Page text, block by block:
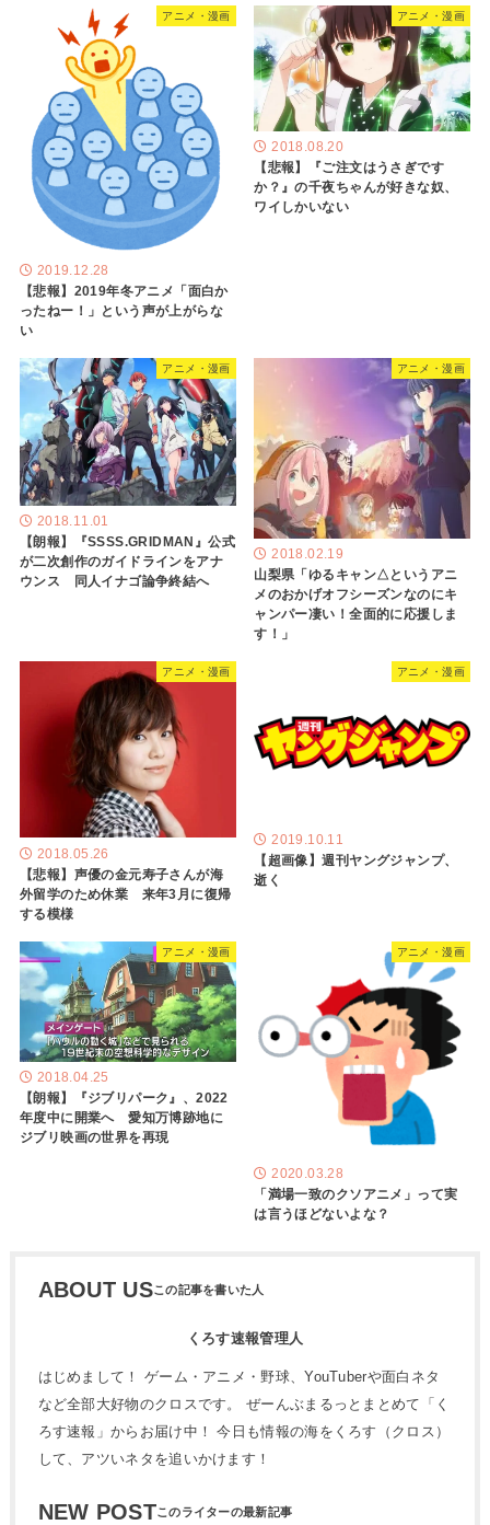
アニメ・漫画
2019.12.28
【悲報】2019年冬アニメ「面白か
ったねー！」という声が上がらな
い
アニメ・漫画
2018.08.20
【悲報】『ご注文はうさぎです
か？』の千夜ちゃんが好きな奴、
ワイしかいない
アニメ・漫画
2018.11.01
【朗報】『SSSS.GRIDMAN』公式
が二次創作のガイドラインをアナ
ウンス 同人イナゴ論争終結へ
アニメ・漫画
2018.02.19
山梨県「ゆるキャン△というアニ
メのおかげオフシーズンなのにキ
ャンパー凄い！全面的に応援しま
す！」
アニメ・漫画
2018.05.26
【悲報】声優の金元寿子さんが海
外留学のため休業 来年3月に復帰
する模様
アニメ・漫画
2019.10.11
【超画像】週刊ヤングジャンプ、
逝く
アニメ・漫画
2018.04.25
【朗報】『ジブリパーク』、2022
年度中に開業へ 愛知万博跡地に
ジブリ映画の世界を再現
アニメ・漫画
2020.03.28
「満場一致のクソアニメ」って実
は言うほどないよな？
ABOUT US
くろす速報管理人
はじめまして！ ゲーム・アニメ・野球、YouTuberや面白ネタ
など全部大好物のクロスです。 ぜーんぶまるっとまとめて「く
ろす速報」からお届け中！ 今日も情報の海をくろす（クロス）
して、アツいネタを追いかけます！
NEW POST